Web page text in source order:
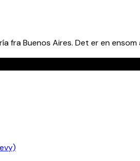
fra Buenos Aires. Det er en